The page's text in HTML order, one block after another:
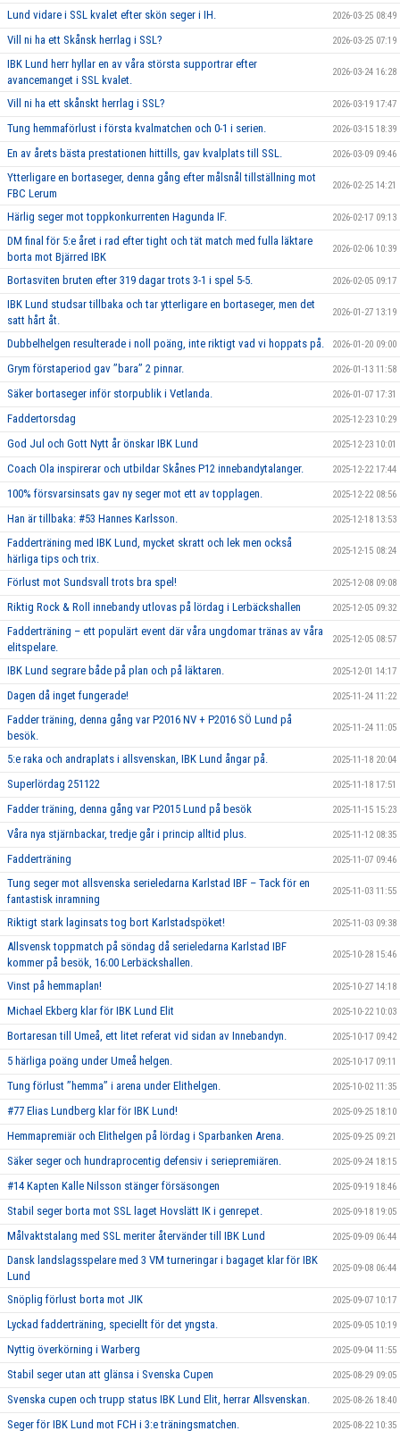
Lund vidare i SSL kvalet efter skön seger i IH. 2026-03-25 08:49
Vill ni ha ett Skånsk herrlag i SSL? 2026-03-25 07:19
IBK Lund herr hyllar en av våra största supportrar efter
avancemanget i SSL kvalet.
2026-03-24 16:28
Vill ni ha ett skånskt herrlag i SSL? 2026-03-19 17:47
Tung hemmaförlust i första kvalmatchen och 0-1 i serien. 2026-03-15 18:39
En av årets bästa prestationen hittills, gav kvalplats till SSL. 2026-03-09 09:46
Ytterligare en bortaseger, denna gång efter målsnål tillställning mot
FBC Lerum
2026-02-25 14:21
Härlig seger mot toppkonkurrenten Hagunda IF. 2026-02-17 09:13
DM final för 5:e året i rad efter tight och tät match med fulla läktare
borta mot Bjärred IBK
2026-02-06 10:39
Bortasviten bruten efter 319 dagar trots 3-1 i spel 5-5. 2026-02-05 09:17
IBK Lund studsar tillbaka och tar ytterligare en bortaseger, men det
satt hårt åt.
2026-01-27 13:19
Dubbelhelgen resulterade i noll poäng, inte riktigt vad vi hoppats på. 2026-01-20 09:00
Grym förstaperiod gav ’’bara’’ 2 pinnar. 2026-01-13 11:58
Säker bortaseger inför storpublik i Vetlanda. 2026-01-07 17:31
Faddertorsdag 2025-12-23 10:29
God Jul och Gott Nytt år önskar IBK Lund 2025-12-23 10:01
Coach Ola inspirerar och utbildar Skånes P12 innebandytalanger. 2025-12-22 17:44
100% försvarsinsats gav ny seger mot ett av topplagen. 2025-12-22 08:56
Han är tillbaka: #53 Hannes Karlsson. 2025-12-18 13:53
Fadderträning med IBK Lund, mycket skratt och lek men också
härliga tips och trix.
2025-12-15 08:24
Förlust mot Sundsvall trots bra spel! 2025-12-08 09:08
Riktig Rock & Roll innebandy utlovas på lördag i Lerbäckshallen 2025-12-05 09:32
Fadderträning – ett populärt event där våra ungdomar tränas av våra
elitspelare.
2025-12-05 08:57
IBK Lund segrare både på plan och på läktaren. 2025-12-01 14:17
Dagen då inget fungerade! 2025-11-24 11:22
Fadder träning, denna gång var P2016 NV + P2016 SÖ Lund på
besök.
2025-11-24 11:05
5:e raka och andraplats i allsvenskan, IBK Lund ångar på. 2025-11-18 20:04
Superlördag 251122 2025-11-18 17:51
Fadder träning, denna gång var P2015 Lund på besök 2025-11-15 15:23
Våra nya stjärnbackar, tredje går i princip alltid plus. 2025-11-12 08:35
Fadderträning 2025-11-07 09:46
Tung seger mot allsvenska serieledarna Karlstad IBF – Tack för en
fantastisk inramning
2025-11-03 11:55
Riktigt stark laginsats tog bort Karlstadspöket! 2025-11-03 09:38
Allsvensk toppmatch på söndag då serieledarna Karlstad IBF
kommer på besök, 16:00 Lerbäckshallen.
2025-10-28 15:46
Vinst på hemmaplan! 2025-10-27 14:18
Michael Ekberg klar för IBK Lund Elit 2025-10-22 10:03
Bortaresan till Umeå, ett litet referat vid sidan av Innebandyn. 2025-10-17 09:42
5 härliga poäng under Umeå helgen. 2025-10-17 09:11
Tung förlust ’’hemma’’ i arena under Elithelgen. 2025-10-02 11:35
#77 Elias Lundberg klar för IBK Lund! 2025-09-25 18:10
Hemmapremiär och Elithelgen på lördag i Sparbanken Arena. 2025-09-25 09:21
Säker seger och hundraprocentig defensiv i seriepremiären. 2025-09-24 18:15
#14 Kapten Kalle Nilsson stänger försäsongen 2025-09-19 18:46
Stabil seger borta mot SSL laget Hovslätt IK i genrepet. 2025-09-18 19:05
Målvaktstalang med SSL meriter återvänder till IBK Lund 2025-09-09 06:44
Dansk landslagsspelare med 3 VM turneringar i bagaget klar för IBK
Lund
2025-09-08 06:44
Snöplig förlust borta mot JIK 2025-09-07 10:17
Lyckad fadderträning, speciellt för det yngsta. 2025-09-05 10:19
Nyttig överkörning i Warberg 2025-09-04 11:55
Stabil seger utan att glänsa i Svenska Cupen 2025-08-29 09:05
Svenska cupen och trupp status IBK Lund Elit, herrar Allsvenskan. 2025-08-26 18:40
Seger för IBK Lund mot FCH i 3:e träningsmatchen. 2025-08-22 10:35